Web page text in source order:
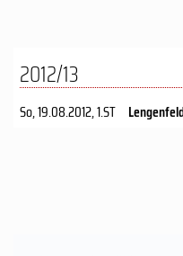
2012/13
So, 19.08.2012, 1.ST